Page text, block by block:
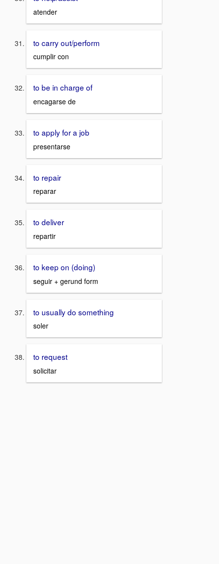
atender
to carry out/perform
cumplir con
to be in charge of
encagarse de
to apply for a job
presentarse
to repair
reparar
to deliver
repartir
to keep on (doing)
seguir + gerund form
to usually do something
soler
to request
solicitar